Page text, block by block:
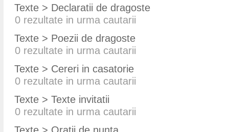
Texte > Declaratii de dragoste
0 rezultate in urma cautarii
Texte > Poezii de dragoste
0 rezultate in urma cautarii
Texte > Cereri in casatorie
0 rezultate in urma cautarii
Texte > Texte invitatii
0 rezultate in urma cautarii